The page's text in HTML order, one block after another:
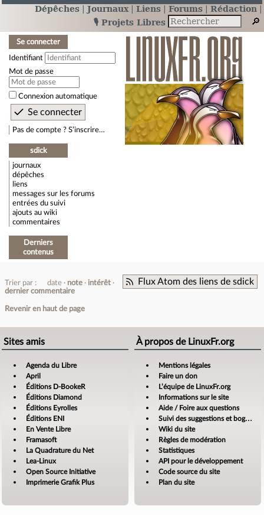
Dépêches Journaux Liens Forums
Rédaction
🎙️ Projets Libres
Se connecter
Identifiant
Mot de passe
Connexion automatique
Pas de compte ? S’inscrire…
sdick
journaux
dépêches
liens
messages sur les forums
entrées du suivi
ajouts au wiki
commentaires
Derniers
contenus
Flux Atom des liens de sdick
Trier par : date note
intérêt
dernier commentaire
Revenir en haut de page
Sites amis
Agenda du Libre
April
Éditions D-BookeR
Éditions Diamond
Éditions Eyrolles
Éditions ENI
En Vente Libre
Framasoft
La Quadrature du Net
Lea-Linux
Open Source Initiative
Imprimerie Grafik Plus
À propos de LinuxFr.org
Mentions légales
Faire un don
L’équipe de LinuxFr.org
Informations sur le site
Aide / Foire aux questions
Suivi des suggestions et bogues
Wiki du site
Règles de modération
Statistiques
API pour le développement
Code source du site
Plan du site